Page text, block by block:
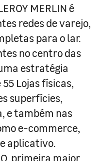
MERLIN é
redes de varejo,
para o lar.
no centro das
estratégia
Lojas físicas,
superfícies,
e também nas
e-commerce,
aplicativo.
primeira maior